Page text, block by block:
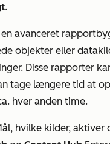
.
en avanceret
objekter eller
Disse rapporter
tage længere tid at
hver anden time.
hvilke kilder,